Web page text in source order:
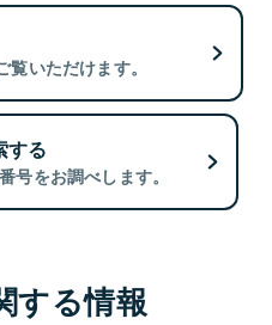
いただけます。
する
号をお調べします。
する情報